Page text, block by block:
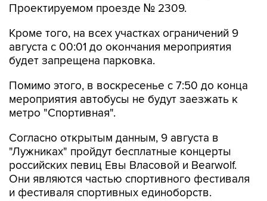
Проектируемом проезде № 2309.
Кроме того, на всех участках ограничений 9
августа с 00:01 до окончания мероприятия
будет запрещена парковка.
Помимо этого, в воскресенье с 7:50 до конца
мероприятия автобусы не будут заезжать к
метро "Спортивная".
Согласно открытым данным, 9 августа в
"Лужниках" пройдут бесплатные концерты
российских певиц Евы Власовой и Bearwolf.
Они являются частью спортивного фестиваля
и фестиваля спортивных единоборств.